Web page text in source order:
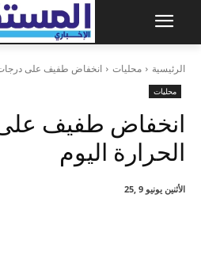
الرئيسية محليات انخفاض طفيف على درجات
محليات
انخفاض طفيف
الحرارة اليوم
الأثنين يونيو 9 ,25